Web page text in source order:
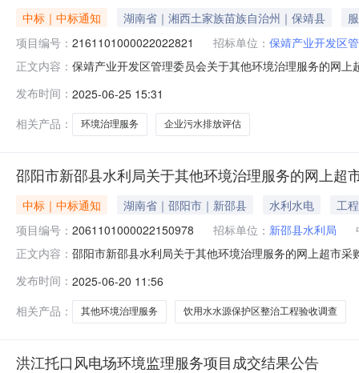
中标｜中标通知 湖南省｜湘西土家族苗族自治州｜保靖县
项目编号： 2161101000022022821 招标单位： 保靖产业开发区
正文内容： 保靖产业开发区管理委员会关于其他环境治理服务的网
码:433125项目所在行政区划名称:湖南省湘西土家族苗
发布时间： 2025-06-25 15:31
相关产品：
环境治理服务 企业污水排放评估
邵阳市新邵县水利局关于其他环境治理服务的网上超
中标｜中标通知 湖南省｜邵阳市｜新邵县 水利水电
工程
项目编号： 2061101000022150978 招标单位： 新邵县水利局
正文内容： 邵阳市新邵县水利局关于其他环境治理服务的网上超市
政区划名称:湖南省邵阳市新邵县报价起止时间:-二、采
发布时间： 2025-06-20 11:56
相关产品：
其他环境治理服务 饮用水水源保护区整治工程验收调查
洪江托口风电场环境监理服务项目成交结果公告